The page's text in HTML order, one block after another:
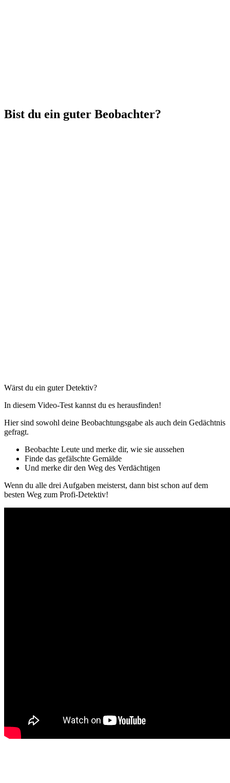
Bist du ein guter Beobachter?
Wärst du ein guter Detektiv?
In diesem Video-Test kannst du es herausfinden!
Hier sind sowohl deine Beobachtungsgabe als auch dein Gedächtnis
gefragt.
Beobachte Leute und merke dir, wie sie aussehen
Finde das gefälschte Gemälde
Und merke dir den Weg des Verdächtigen
Wenn du alle drei Aufgaben meisterst, dann bist schon auf dem
besten Weg zum Profi-Detektiv!